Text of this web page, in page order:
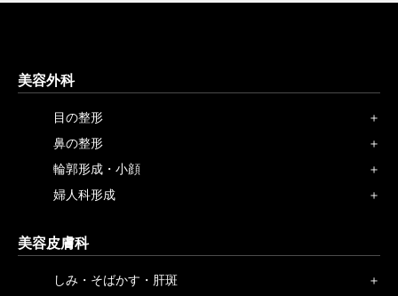
美容外科
目の整形
鼻の整形
輪郭形成・小顔
婦人科形成
美容皮膚科
しみ・そばかす・肝斑